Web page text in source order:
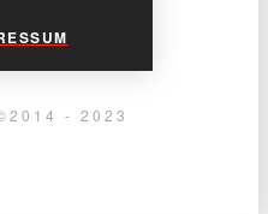
- 2023